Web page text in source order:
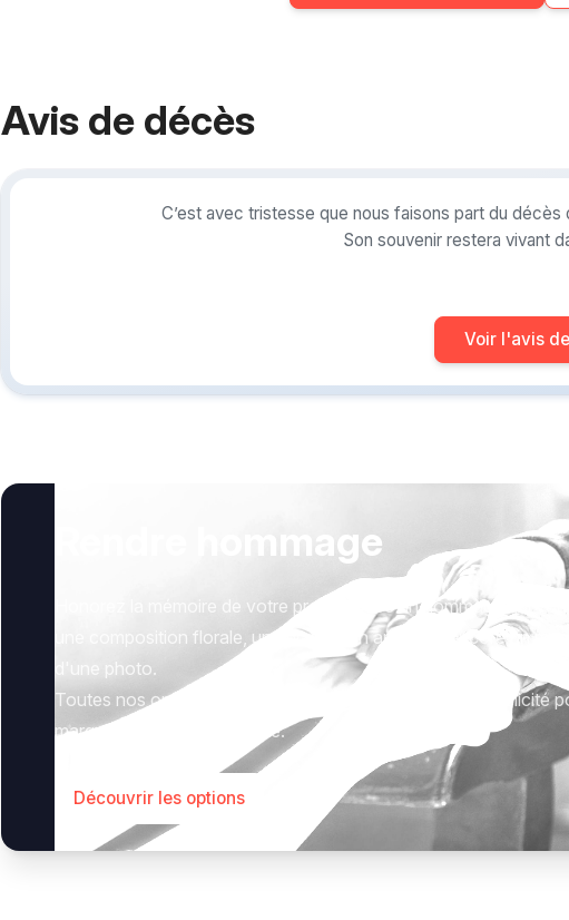
Avis de décès
C’est avec tristesse que nous faisons part du décès
Son souvenir restera vivant
Voir l'avis
Rendre hommage
Honorez la mémoire de votre proche avec un hommage qui
une composition florale, une plaque, un arbre, ou encore un
d'une photo.
Toutes nos options sont présentées avec respect et simplicité
marquer le geste qui compte.
Découvrir les options